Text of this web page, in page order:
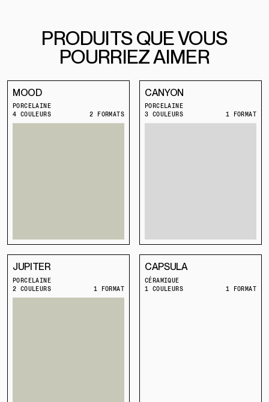
PRODUITS QUE VOUS
POURRIEZ AIMER
MOOD
PORCELAINE
4 COULEURS
2 FORMATS
CANYON
PORCELAINE
3 COULEURS
1 FORMAT
JUPITER
PORCELAINE
2 COULEURS
1 FORMAT
CAPSULA
CÉRAMIQUE
1 COULEURS
1 FORMAT